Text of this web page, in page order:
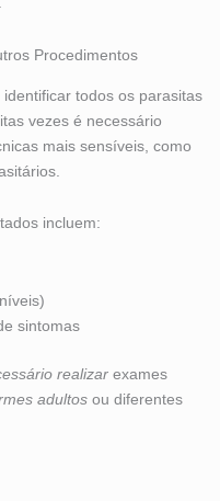
Procedimentos
todos os parasitas
vezes é necessário
mais sensíveis, como
incluem:
sintomas
realizar exames
adultos ou diferentes